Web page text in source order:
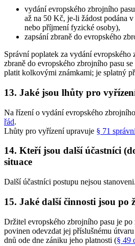
vydání evropského zbrojního
až na 50 Kč, je-li žádost podána
nebo příjmení fyzické osoby),
zapsání zbraně do evropského
Správní poplatek za vydání evropského
zbraně do evropského zbrojního pasu
platit kolkovými známkami; je splatný
13. Jaké jsou lhůty pro
Na řízení o vydání evropského
řád.
Lhůty pro vyřízení upravuje § 71
14. Kteří jsou další účastníci
situace
Další účastníci postupu nejsou stanoveni.
15. Jaké další činnosti jsou po
Držitel evropského zbrojního pasu je po
povinen odevzdat jej příslušnému
dnů ode dne zániku jeho platnosti (§ 49